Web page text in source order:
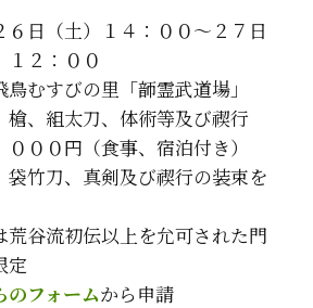
日（土）１４：００～２７日
１２：００
むすびの里「韴霊武道場」
、組太刀、体術等及び禊行
００円（食事、宿泊付き）
袋竹刀、真剣及び禊行の装束を
荒谷流初伝以上を允可された門
定
のフォームから申請